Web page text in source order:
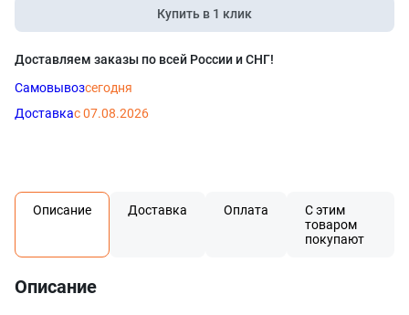
Купить в 1 клик
Доставляем заказы по всей России и СНГ!
Самовывозсегодня
Доставкас 07.08.2026
Описание Доставка Оплата
С этим
товаром
покупают
Описание